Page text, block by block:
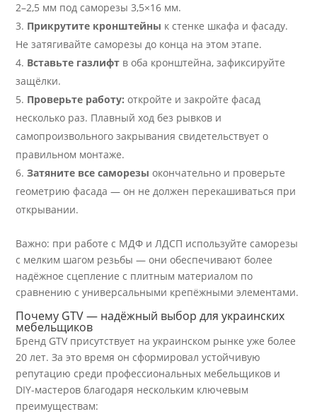
2–2,5 мм под саморезы 3,5×16 мм.
Прикрутите кронштейны к стенке шкафа и фасаду.
Не затягивайте саморезы до конца на этом этапе.
Вставьте газлифт в оба кронштейна, зафиксируйте
защёлки.
Проверьте работу: откройте и закройте фасад
несколько раз. Плавный ход без рывков и
самопроизвольного закрывания свидетельствует о
правильном монтаже.
Затяните все саморезы окончательно и проверьте
геометрию фасада — он не должен перекашиваться при
открывании.
Важно: при работе с МДФ и ЛДСП используйте саморезы
с мелким шагом резьбы — они обеспечивают более
надёжное сцепление с плитным материалом по
сравнению с универсальными крепёжными элементами.
Почему GTV — надёжный выбор для украинских
мебельщиков
Бренд GTV присутствует на украинском рынке уже более
20 лет. За это время он сформировал устойчивую
репутацию среди профессиональных мебельщиков и
DIY-мастеров благодаря нескольким ключевым
преимуществам: